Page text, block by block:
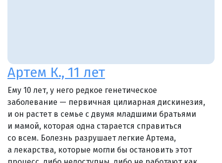
Артем К., 11 лет
Ему 10 лет, у него редкое генетическое
заболевание — первичная цилиарная дискинезия,
и он растет в семье с двумя младшими братьями
и мамой, которая одна старается справиться
со всем. Болезнь разрушает легкие Артема,
а лекарства, которые могли бы остановить этот